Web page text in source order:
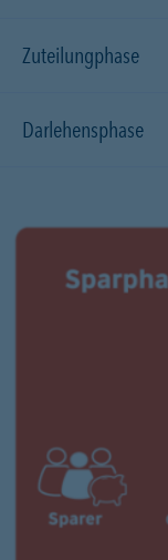
Zuteilungphase
Darlehensphase